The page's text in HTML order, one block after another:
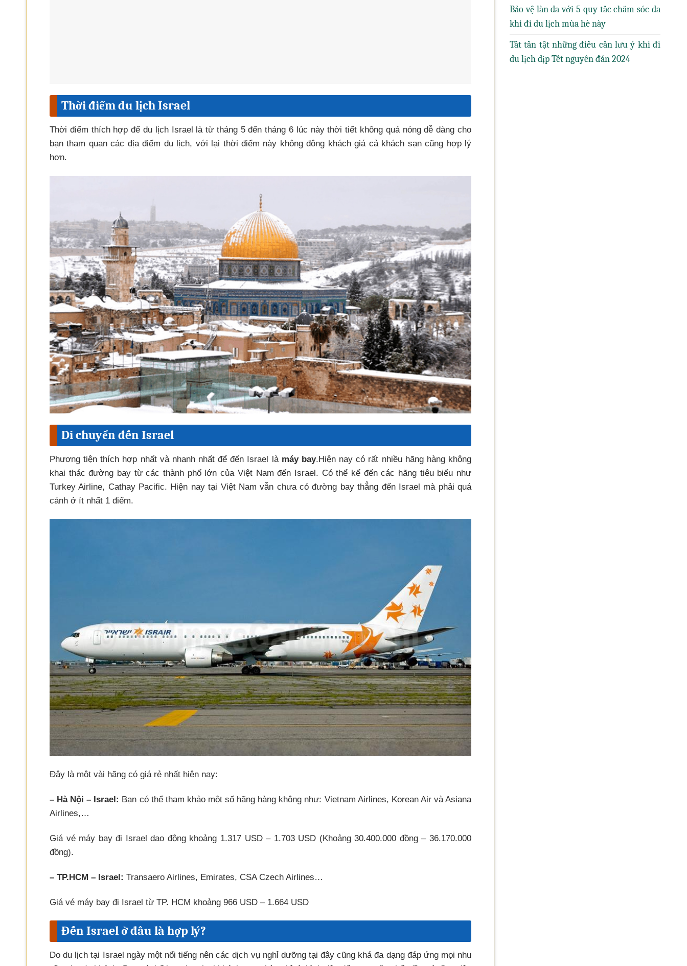
Thời điểm du lịch Israel
Thời điểm thích hợp để du lịch Israel là từ tháng 5 đến tháng 6 lúc này thời tiết không quá nóng dễ dàng cho
bạn tham quan các địa điểm du lịch, với lại thời điểm này không đông khách giá cả khách sạn cũng hợp lý
hơn.
Di chuyển đến Israel
Phương tiện thích hợp nhất và nhanh nhất để đến Israel là máy bay.Hiện nay có rất nhiều hãng hàng không
khai thác đường bay từ các thành phố lớn của Việt Nam đến Israel. Có thể kể đến các hãng tiêu biểu như
Turkey Airline, Cathay Pacific. Hiện nay tại Việt Nam vẫn chưa có đường bay thẳng đến Israel mà phải quá
cảnh ở ít nhất 1 điểm.
Đây là một vài hãng có giá rẻ nhất hiện nay:
– Hà Nội – Israel: Bạn có thể tham khảo một số hãng hàng không như: Vietnam Airlines, Korean Air và Asiana
Airlines,…
Giá vé máy bay đi Israel dao động khoảng 1.317 USD – 1.703 USD (Khoảng 30.400.000 đồng – 36.170.000
đồng).
– TP.HCM – Israel: Transaero Airlines, Emirates, CSA Czech Airlines…
Giá vé máy bay đi Israel từ TP. HCM khoảng 966 USD – 1.664 USD
Đến Israel ở đâu là hợp lý?
Do du lịch tại Israel ngày một nổi tiếng nên các dịch vụ nghỉ dưỡng tại đây cũng khá đa dạng đáp ứng mọi nhu
Bảo vệ làn da với 5 quy tắc chăm sóc da
khi đi du lịch mùa hè này
Tất tần tật những điều cần lưu ý khi đi
du lịch dịp Tết nguyên đán 2024